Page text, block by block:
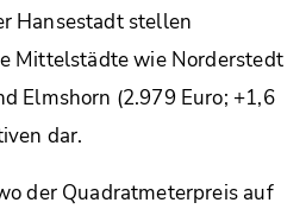
Hansestadt stellen
Mittelstädte wie Norderstedt
Elmshorn (2.979 Euro; +1,6
dar.
der Quadratmeterpreis auf